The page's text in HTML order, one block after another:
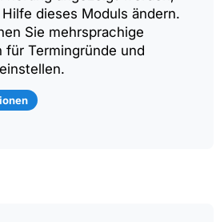
dieses Moduls ändern.
Sie mehrsprachige
für Termingründe und